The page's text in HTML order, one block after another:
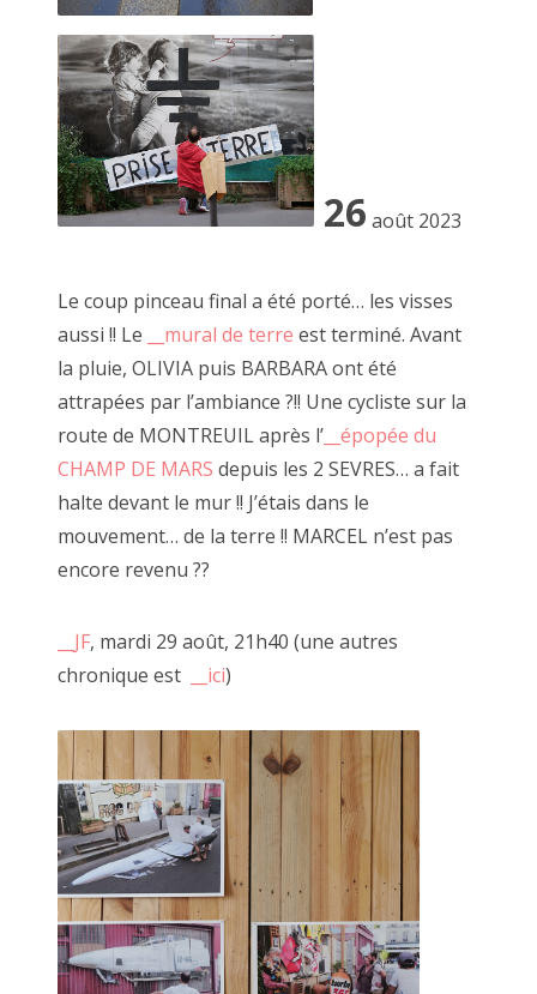
2023 novembre
2023 octobre
2023 septembre
2023 juillet
2023 août
2023 mai
2023 avril
2023 mars
2023 février
2023 janvier
2022 décembre
2022 octobre
2022 septembre
2022 juillet
2022 juin
2022 mai
2022 avril
26 août 2023
Le coup pinceau final a été porté… les visses
aussi !! Le
__mural de terre est terminé. Avant
la pluie, OLIVIA puis BARBARA ont été
attrapées par l’ambiance ?!! Une cycliste sur la
route de MONTREUIL après l’ __épopée du
CHAMP DE MARS depuis les 2 SEVRES… a fait
halte devant le mur !! J’étais dans le
mouvement… de la terre !! MARCEL n’est pas
encore revenu ??
__JF, mardi 29 août, 21h40 (une autres
chronique est
__ici)
1er décembre 2010, place Vendôme